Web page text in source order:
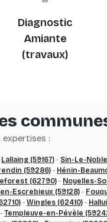
Diagnostic
Amiante
(travaux)
:
Lallaing (59167) - Sin-Le-
(59286) - Hénin-
(62790) - Noyelles-
Escrebieux (59128) -
- Wingles (62410) -
- Templeuve-en-Pévèle